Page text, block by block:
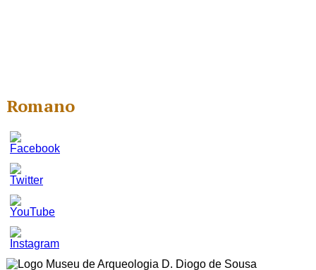
Romano
Set
Youtube
Channel
ID